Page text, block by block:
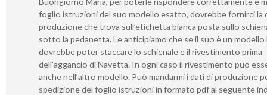
foglio istruzioni del suo modello esatto, dovrebbe fornirci la
produzione che trova sull’etichetta bianca posta sullo
sotto la pedanetta. Le anticipiamo che se il suo è un modello
dovrebbe poter staccare lo schienale e il rivestimento prima
dell’aggancio di Navetta. In ogni caso il rivestimento può
anche nell’altro modello. Può mandarmi i dati di produzione
spedizione del foglio istruzioni in formato pdf al seguente